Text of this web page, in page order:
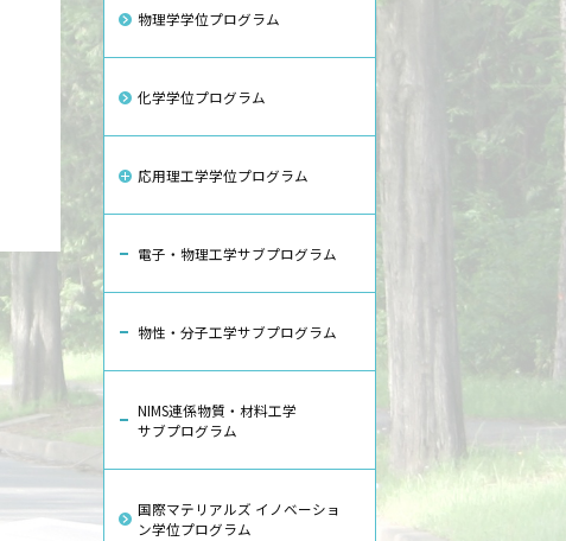
物理学学位プログラム
化学学位プログラム
応用理工学学位プログラム
電子・物理工学サブプログラム
物性・分子工学サブプログラム
NIMS連係物質・材料工学
サブプログラム
国際マテリアルズ イノベーショ
ン学位プログラム